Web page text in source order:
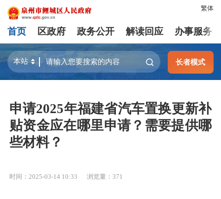
繁体
首页 区政府 政务公开 解读回应 办事服务
长者模式
申请2025年福建省汽车置换更新补
贴资金应在哪里申请？需要提供哪
些材料？
时间：2025-03-14 10:33 浏览量： 371